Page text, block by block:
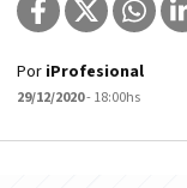
Por iProfesional
29/12/2020- 18:00hs